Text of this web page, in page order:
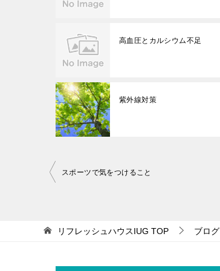
高血圧とカルシウム不足
紫外線対策
投
ビ
ー
スポーツで気をつけること
リフレッシュハウスIUG TOP ブログ